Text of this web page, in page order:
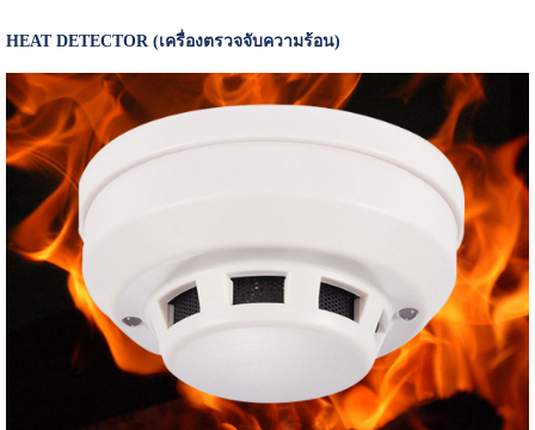
HEAT DETECTOR (เครื่องตรวจจับความร้อน)